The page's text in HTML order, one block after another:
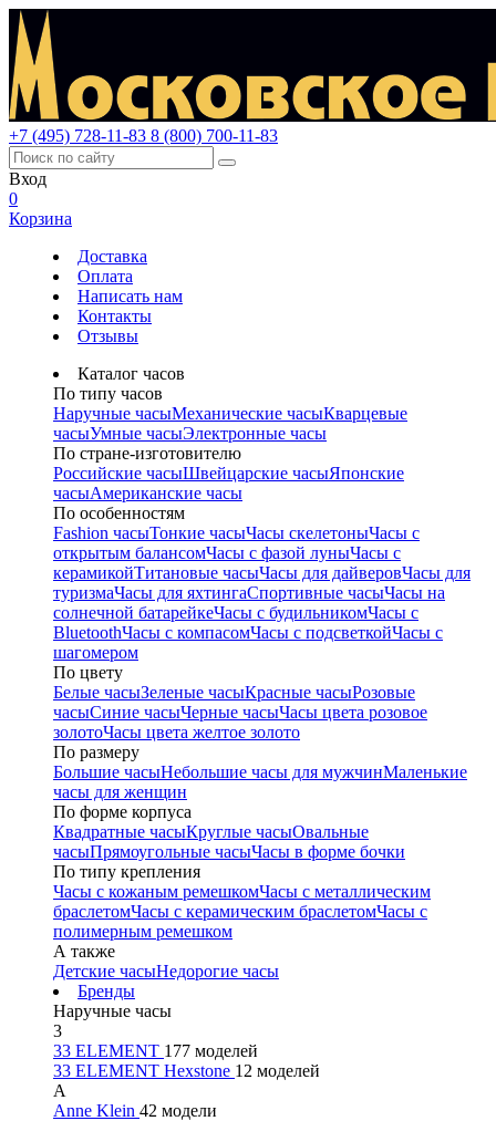
+7 (495) 728-11-83 8 (800) 700-11-83
Вход
0
Корзина
Доставка
Оплата
Написать нам
Контакты
Отзывы
Каталог часов
По типу часов
Наручные часыМеханические часыКварцевые
часыУмные часыЭлектронные часы
По стране-изготовителю
Российские часыШвейцарские часыЯпонские
часыАмериканские часы
По особенностям
Fashion часыТонкие часыЧасы скелетоныЧасы с
открытым балансомЧасы с фазой луныЧасы с
керамикойТитановые часыЧасы для дайверовЧасы для
туризмаЧасы для яхтингаСпортивные часыЧасы на
солнечной батарейкеЧасы с будильникомЧасы с
BluetoothЧасы с компасомЧасы с подсветкойЧасы с
шагомером
По цвету
Белые часыЗеленые часыКрасные часыРозовые
часыСиние часыЧерные часыЧасы цвета розовое
золотоЧасы цвета желтое золото
По размеру
Большие часыНебольшие часы для мужчинМаленькие
часы для женщин
По форме корпуса
Квадратные часыКруглые часыОвальные
часыПрямоугольные часыЧасы в форме бочки
По типу крепления
Часы с кожаным ремешкомЧасы с металлическим
браслетомЧасы с керамическим браслетомЧасы с
полимерным ремешком
А также
Детские часыНедорогие часы
Бренды
Наручные часы
3
33 ELEMENT 177 моделей
33 ELEMENT Hexstone 12 моделей
A
Anne Klein 42 модели